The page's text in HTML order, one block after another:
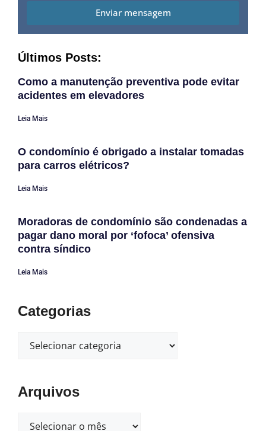
Enviar mensagem
Últimos Posts:
Como a manutenção preventiva pode evitar
acidentes em elevadores
Leia Mais
O condomínio é obrigado a instalar tomadas
para carros elétricos?
Leia Mais
Moradoras de condomínio são condenadas a
pagar dano moral por ‘fofoca’ ofensiva
contra síndico
Leia Mais
Categorias
Arquivos